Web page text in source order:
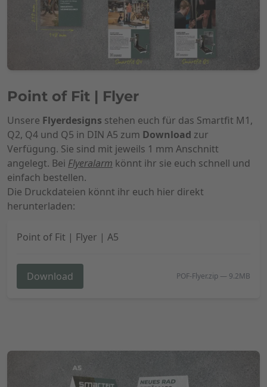
Point of Fit | Flyer
Unsere Flyerdesigns stehen euch für das Smartfit M1,
Q2, Q4 und Q5 in DIN A5 zum Download zur
Verfügung. Sie sind mit jeweils 1 mm Anschnitt
angelegt. Bei Flyeralarm könnt ihr sie euch schnell und
einfach bestellen.
Die Druckdateien könnt ihr euch hier direkt
herunterladen:
Point of Fit | Flyer | A5
Download POF-Flyer.zip — 9.2MB